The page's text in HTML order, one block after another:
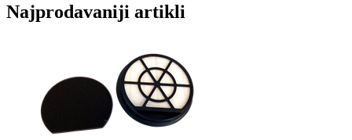
Najprodavaniji artikli